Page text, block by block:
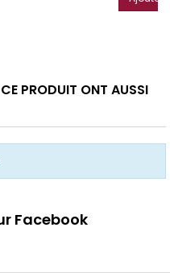
PRODUIT ONT AUSSI
Facebook